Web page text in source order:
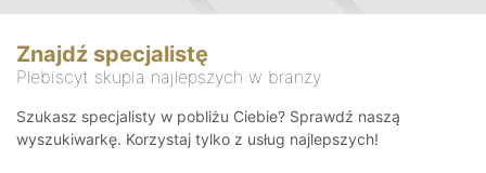
Znajdź specjalistę
Plebiscyt skupia najlepszych w branży
Szukasz specjalisty w pobliżu Ciebie? Sprawdź naszą
wyszukiwarkę. Korzystaj tylko z usług najlepszych!